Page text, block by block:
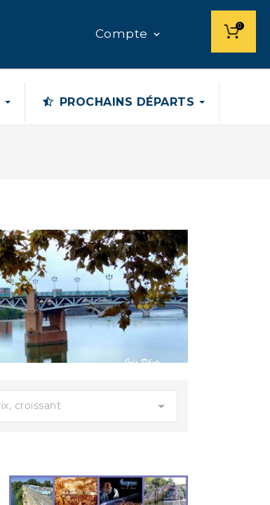
Compte 
0
899,00 €
UN PATRIMOINE
Les Volcans d'Auvergne, Le Puy...
690,00 €
PROCHAINS DÉPARTS
croissant 